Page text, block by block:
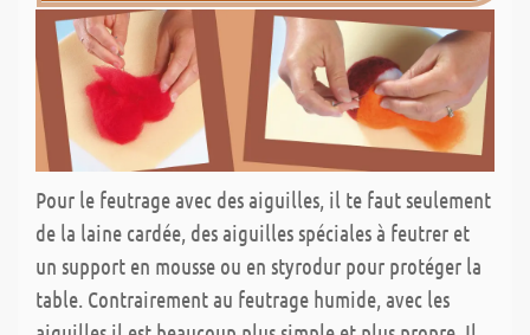
Pour le feutrage avec des aiguilles, il te faut seulement
de la laine cardée, des aiguilles spéciales à feutrer et
un support en mousse ou en styrodur pour protéger la
table. Contrairement au feutrage humide, avec les